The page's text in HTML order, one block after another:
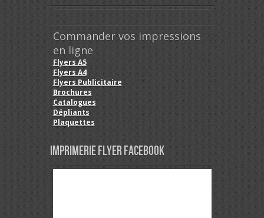
Commander vos impressions
en ligne
Flyers A5
Flyers A4
Flyers Publicitaire
Brochures
Catalogues
Dépliants
Plaquettes
Imprimerie Flyer Facebook